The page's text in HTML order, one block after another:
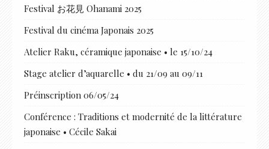
Festival お花見 Ohanami 2025
Festival du cinéma Japonais 2025
Atelier Raku, céramique japonaise • le 15/10/24
Stage atelier d’aquarelle • du 21/09 au 09/11
Préinscription 06/05/24
Conférence : Traditions et modernité de la littérature
japonaise • Cécile Sakai